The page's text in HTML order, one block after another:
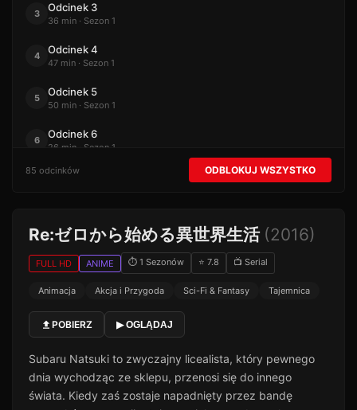
3 Odcinek 3
36 min · Sezon 1
4 Odcinek 4
47 min · Sezon 1
5 Odcinek 5
50 min · Sezon 1
6 Odcinek 6
26 min · Sezon 1
Odcinek 7
24 min · Sezon 1
9 Odcinek 9
43 min · Sezon 1
10
52 min · Sezon 1
40 min · Sezon 1
12 Odcinek 12
48 min · Sezon 1
85 odcinków ODBLOKUJ WSZYSTKO
Re:ゼロから始める異世界生活 (2016)
FULL HD ANIME ⏱ 1 Sezonów ⭐ 7.8 📺 Serial
Animacja Akcja i Przygoda Sci-Fi & Fantasy Tajemnica
POBIERZ ▶ OGLĄDAJ
Subaru Natsuki to zwyczajny licealista, który pewnego
dnia wychodząc ze sklepu, przenosi się do innego
świata. Kiedy zaś zostaje napadnięty przez bandę